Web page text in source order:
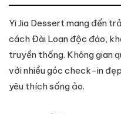
Yi Jia Dessert mang đến
cách Đài Loan độc đáo,
truyền thống. Không gian
với nhiều góc check-in
yêu thích sống ảo.